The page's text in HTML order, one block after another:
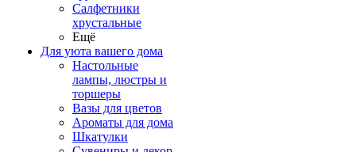
Салфетники
хрустальные
Ещё
Для уюта вашего дома
Настольные
лампы, люстры и
торшеры
Вазы для цветов
Ароматы для дома
Шкатулки